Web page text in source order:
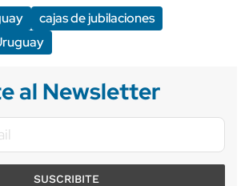
cajas de jubilaciones
al Newsletter
SUSCRIBITE